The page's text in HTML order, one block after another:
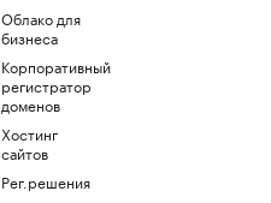
Облако для
бизнеса
Корпоративный
регистратор
доменов
Хостинг
сайтов
Рег.решения